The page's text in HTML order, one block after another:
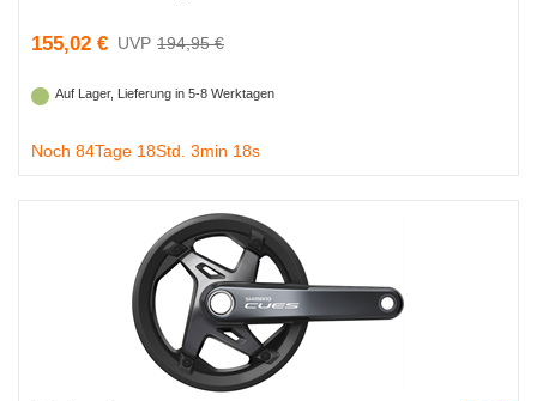
155,02 € 194,95 €
Auf Lager, Lieferung in 5-8 Werktagen
Noch 84Tage 18Std. 3min 18s